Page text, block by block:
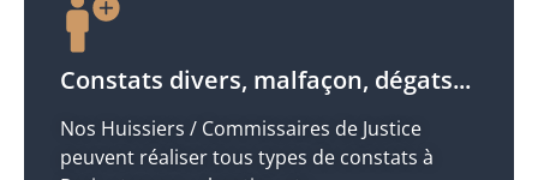
Constats divers, malfaçon, dégats...
Nos Huissiers / Commissaires de Justice
peuvent réaliser tous types de constats à